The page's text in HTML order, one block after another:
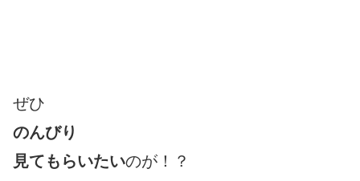
ぜひ
のんびり
見てもらいたいのが！？